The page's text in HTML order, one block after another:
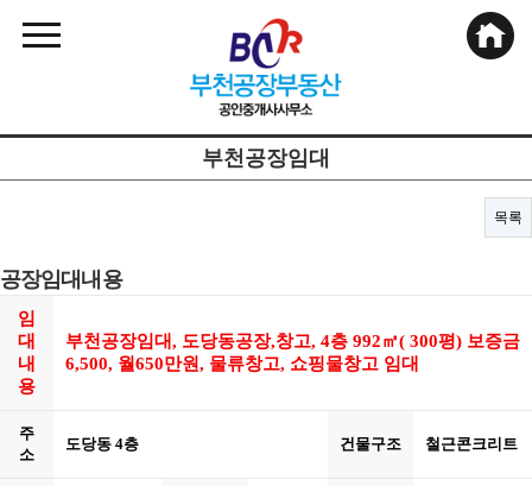
부천공장임대
목록
공장임대내용
임
대
내
용
부천공장임대, 도당동공장,창고, 4층 992㎡( 300평) 보증금
6,500, 월650만원, 물류창고, 쇼핑물창고 임대
주
소
도당동 4층 건물구조 철근콘크리트